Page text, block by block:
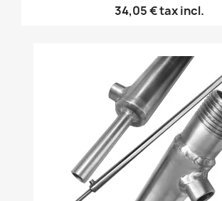
34,05 €tax incl.